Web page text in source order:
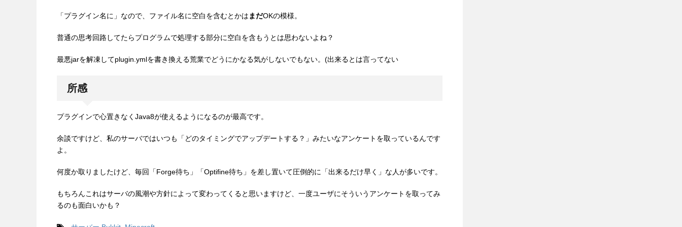
「プラグイン名に」なので、ファイル名に空白を含むとかは まだOKの模様。
普通の思考回路してたらプログラムで処理する部分に空白を含もうとは思わないよね？
最悪jarを解凍してplugin.ymlを書き換える荒業でどうにかなる気がしないでもない。(出来るとは言ってない
所感
プラグインで心置きなくJava8が使えるようになるのが最高です。
余談ですけど、私のサーバではいつも「どのタイミングでアップデートする？」みたいなアンケートを取っているんです
よ。
何度か取りましたけど、毎回「Forge待ち」「Optifine待ち」を差し置いて圧倒的に「出来るだけ早く」な人が多いです。
もちろんこれはサーバの風潮や方針によって変わってくると思いますけど、一度ユーザにそういうアンケートを取ってみ
るのも面白いかも？